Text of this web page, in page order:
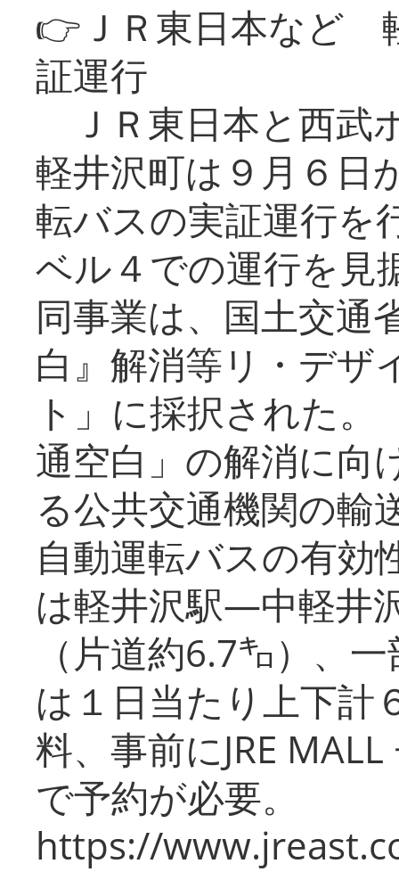
👉ＪＲ東日本など
証運行
ＪＲ東日本と西武
軽井沢町は９月６日
転バスの実証運行を
ベル４での運行を見
同事業は、国土交通
白』解消等リ・デザ
ト」に採択された
通空白」の解消に向
る公共交通機関の輸
自動運転バスの有効
は軽井沢駅―中軽井
（片道約6.7㌔）、
は１日当たり上下計
料、事前にJRE
で予約が必要。
https://